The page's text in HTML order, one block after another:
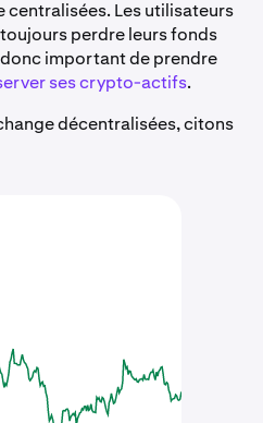
centralisées. Les utilisateurs
perdre leurs fonds
donc important de prendre
ses crypto-actifs.
décentralisées, citons